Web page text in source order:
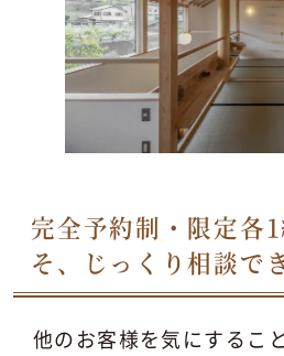
完全予約制・限定各
そ、じっくり相談で
他のお客様を気にするこ